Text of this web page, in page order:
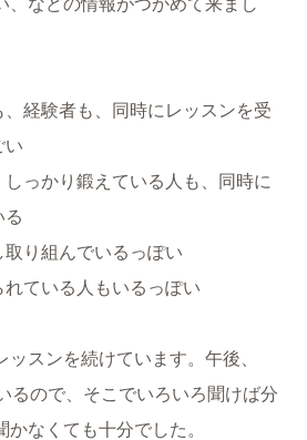
、経験者も、同時にレッスンを受
い
っかり鍛えている人も、同時に
る
り組んでいるっぽい
ている人もいるっぽい
スンを続けています。午後、
るので、そこでいろいろ聞けば分
なくても十分でした。